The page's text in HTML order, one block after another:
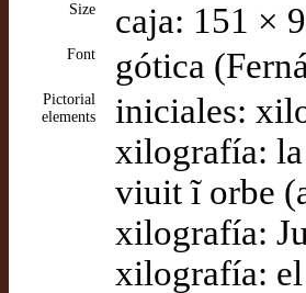
Size caja: 151 ×
Font gótica
Pictorial
elements
iniciales:
xilografía:
viuit ĩ orbe
xilografía:
xilografía: